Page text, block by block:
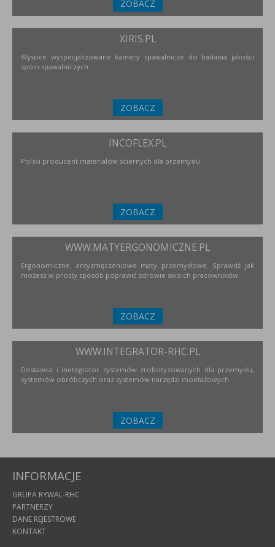
ZOBACZ
XIRIS.PL
Wysoce wyspecjalizowane kamery spawalnicze do badania jakości
spoin spawalniczych
ZOBACZ
INCOFLEX.PL
Polski producent materiałów ściernych dla przemysłu
ZOBACZ
WWW.MATYERGONOMICZNE.PL
Ergonomiczne, antyzmęczeniowe maty przemysłowe. Sprawdź jak
możesz w prosty sposób poprawić zdrowie swoich pracowników.
ZOBACZ
WWW.INTEGRATOR-RHC.PL
Dostawca i inetegrator systemów zrobotyzowanych dla przemysłu,
systemów obróbczych oraz systemów narzędzi montażowych.
ZOBACZ
INFORMACJE
GRUPA RYWAL-RHC
PARTNERZY
DANE REJESTROWE
KONTAKT